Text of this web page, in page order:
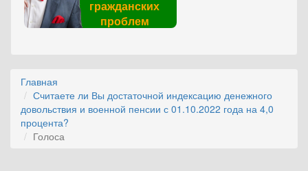
гражданских
проблем
Главная
Считаете ли Вы достаточной индексацию денежного
довольствия и военной пенсии с 01.10.2022 года на 4,0
процента?
Голоса